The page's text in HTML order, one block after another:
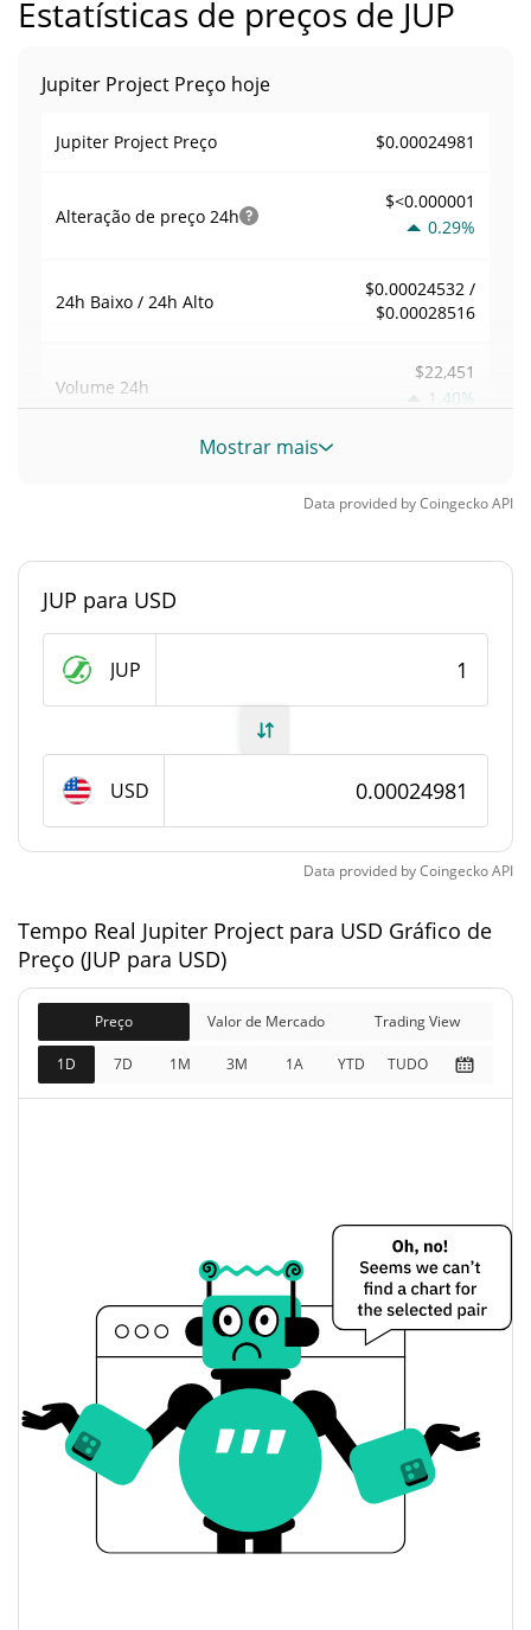
Estatísticas de preços de JUP
Jupiter Project Preço hoje
Jupiter Project Preço $0.00024981
Alteração de preço 24h
$<0.000001
0.29%
24h Baixo / 24h Alto
$0.00024532 /
$0.00028516
Volume 24h
$22,451
1.40%
Volume / Limite de
Posição de mercado
Fornecimento de Jupiter Project
circulação
Fornecimento total
0 JUP
Jupiter Project Capitalização de mercado
Capitalização de
mercado
$249,763
0.28%
Totalmente diluído
Limite de mercado
$249,763
11.21%
$0.00028142706
Abertura / Fecho de
$0.0002811925 /
$0.00028142706
A mudança de ontem
Volume de ontem $24,127.218
Histórico do preço do Jupiter Project
Mostrar mais
Data provided byCoingeckoAPI
JUP para USD
JUP
USD
Data provided byCoingeckoAPI
Tempo Real Jupiter Project para USD Gráfico de
Preço (JUP para USD)
Preço Valor de Mercado Trading View
1D 7D 1M 3M 1A YTD TUDO